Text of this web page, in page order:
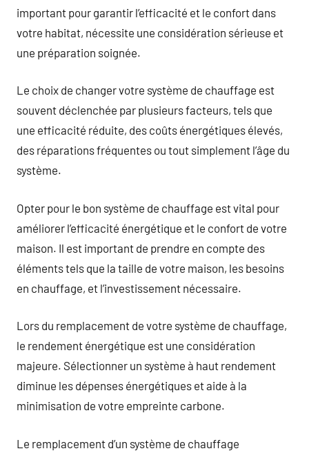
important pour garantir l’efficacité et le confort dans
votre habitat, nécessite une considération sérieuse et
une préparation soignée.
Le choix de changer votre système de chauffage est
souvent déclenchée par plusieurs facteurs, tels que
une efficacité réduite, des coûts énergétiques élevés,
des réparations fréquentes ou tout simplement l’âge du
système.
Opter pour le bon système de chauffage est vital pour
améliorer l’efficacité énergétique et le confort de votre
maison. Il est important de prendre en compte des
éléments tels que la taille de votre maison, les besoins
en chauffage, et l’investissement nécessaire.
Lors du remplacement de votre système de chauffage,
le rendement énergétique est une considération
majeure. Sélectionner un système à haut rendement
diminue les dépenses énergétiques et aide à la
minimisation de votre empreinte carbone.
Le remplacement d’un système de chauffage